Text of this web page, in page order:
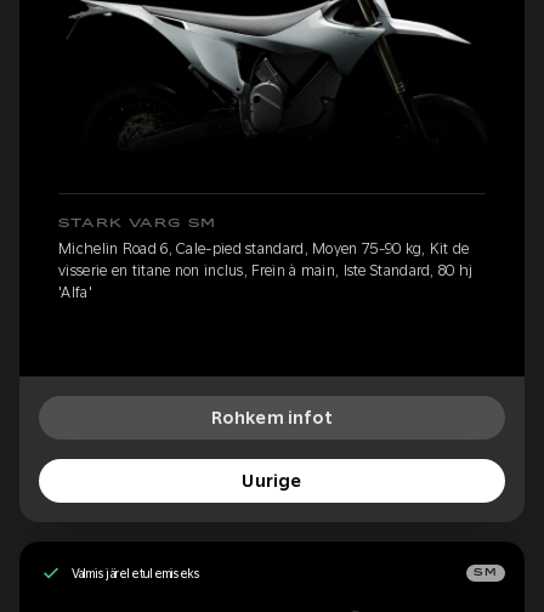
STARK VARG SM
Michelin Road 6, Cale-pied standard, Moyen 75-90 kg, Kit de
visserie en titane non inclus, Frein à main, Iste Standard, 80 hj
'Alfa'
Rohkem infot
Uurige
Valmis järeletulemiseks SM